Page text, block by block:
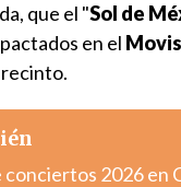
que el "Sol de
en el
recinto.
2026 en